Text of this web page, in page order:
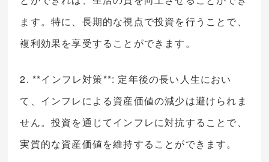
ます。特に、長期的な視点で投資を行うことで、
複利効果を享受することができます。
2. **インフレ対策**: 定年後の長い人生におい
て、インフレによる資産価値の減少は避けられま
せん。投資を通じてインフレに対抗することで、
実質的な資産価値を維持することができます。